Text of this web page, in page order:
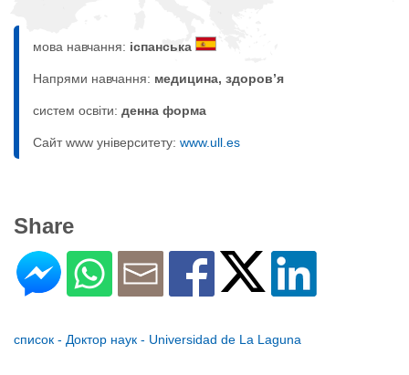
мова навчання: іспанська
Напрями навчання: медицина, здоров’я
систем освіти: денна форма
Сайт www університету: www.ull.es
Share
список - Доктор наук - Universidad de La Laguna